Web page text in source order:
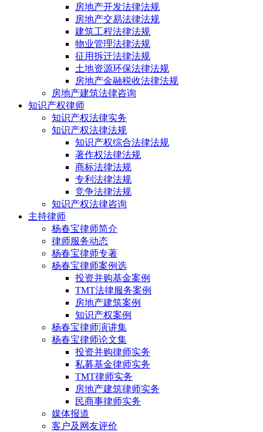
房地产开发法律法规
房地产交易法律法规
建筑工程法律法规
物业管理法律法规
征用拆迁法律法规
土地资源环保法律法规
房地产金融税收法律法规
房地产建筑法律咨询
知识产权律师
知识产权法律实务
知识产权法律法规
知识产权综合法律法规
著作权法律法规
商标法律法规
专利法律法规
竞争法律法规
知识产权法律咨询
主持律师
杨春宝律师简介
律师服务动态
杨春宝律师专著
杨春宝律师案例选
投资并购基金案例
TMT法律服务案例
房地产建筑案例
知识产权案例
杨春宝律师演讲集
杨春宝律师论文集
投资并购律师实务
私募基金律师实务
TMT律师实务
房地产建筑律师实务
民商事律师实务
媒体报道
客户及网友评价